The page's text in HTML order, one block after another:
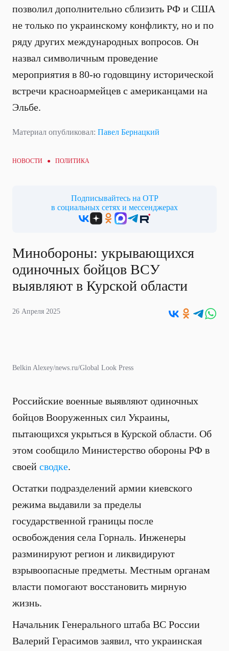
позволил дополнительно сблизить РФ и США
не только по украинскому конфликту, но и по
ряду других международных вопросов. Он
назвал символичным проведение
мероприятия в 80-ю годовщину исторической
встречи красноармейцев с американцами на
Эльбе.
Материал опубликовал: Павел Бернацкий
НОВОСТИ ● ПОЛИТИКА
Подписывайтесь на ОТР
в социальных сетях и мессенджерах
Минобороны: укрывающихся
одиночных бойцов ВСУ
выявляют в Курской области
26 Апреля 2025
Belkin Alexey/news.ru/Global Look Press
Российские военные выявляют одиночных
бойцов Вооруженных сил Украины,
пытающихся укрыться в Курской области. Об
этом сообщило Министерство обороны РФ в
своей сводке.
Остатки подразделений армии киевского
режима выдавили за пределы
государственной границы после
освобождения села Горналь. Инженеры
разминируют регион и ликвидируют
взрывоопасные предметы. Местным органам
власти помогают восстановить мирную
жизнь.
Начальник Генерального штаба ВС России
Валерий Герасимов заявил, что украинская